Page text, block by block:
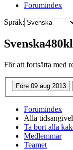
Forumindex
Språk:
För att fortsätta med
Forumindex
Alla
Ta bort alla
Medlemmar
Teamet